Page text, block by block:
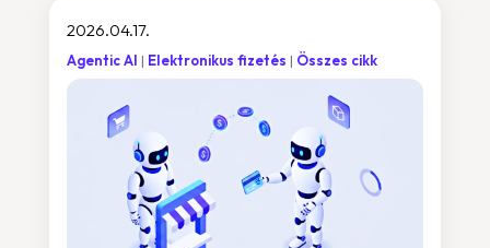
2026.04.17.
Agentic AI Elektronikus fizetés Összes cikk